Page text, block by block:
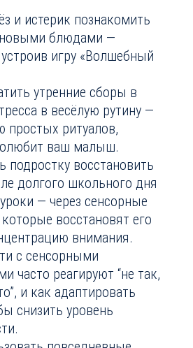
и истерик познакомить
новыми блюдами —
игру «Волшебный
утренние сборы в
в весёлую рутину —
ритуалов,
ваш малыш.
подростку восстановить
долгого школьного дня
— через сенсорные
которые восстановят его
внимания.
с сенсорными
часто реагируют “не так,
и как адаптировать
снизить уровень